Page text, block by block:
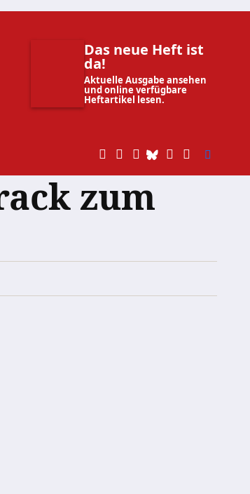
Das neue Heft ist
da!
Aktuelle Ausgabe ansehen
und online verfügbare
Heftartikel lesen.
zum